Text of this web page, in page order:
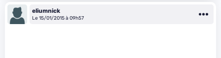
eliumnick
Le 15/01/2015 à 09h57